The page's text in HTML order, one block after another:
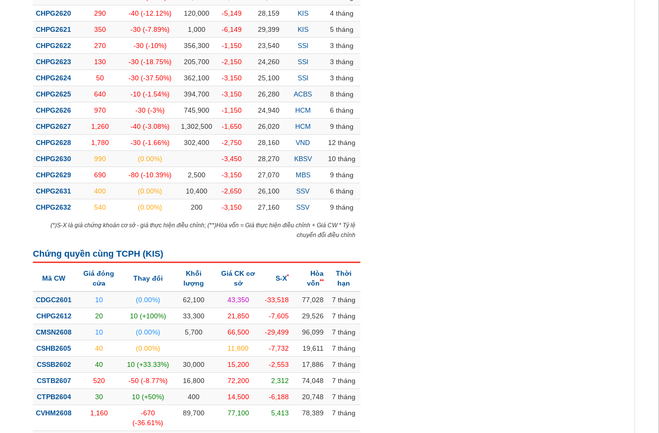
CHPG2620 290 -40 (-12.12%) 120,000 -5,149 28,159 KIS 4 tháng
CHPG2621 350 -30 (-7.89%) 1,000 -6,149 29,399 KIS 5 tháng
CHPG2622 270 -30 (-10%) 356,300 -1,150 23,540 SSI 3 tháng
CHPG2623 130 -30 (-18.75%) 205,700 -2,150 24,260 SSI 3 tháng
CHPG2624 50 -30 (-37.50%) 362,100 -3,150 25,100 SSI 3 tháng
CHPG2625 640 -10 (-1.54%) 394,700 -3,150 26,280 ACBS 8 tháng
CHPG2626 970 -30 (-3%) 745,900 -1,150 24,940 HCM 6 tháng
CHPG2627 1,260 -40 (-3.08%) 1,302,500 -1,650 26,020 HCM 9 tháng
CHPG2628 1,780 -30 (-1.66%) 302,400 -2,750 28,160 VND 12 tháng
CHPG2630 990 (0.00%) -3,450 28,270 KBSV 10 tháng
CHPG2629 690 -80 (-10.39%) 2,500 -3,150 27,070 MBS 9 tháng
CHPG2631 400 (0.00%) 10,400 -2,650 26,100 SSV 6 tháng
CHPG2632 540 (0.00%) 200 -3,150 27,160 SSV 9 tháng
(*)S-X là giá chứng khoán cơ sở - giá thực hiện điều chỉnh; (**)Hòa vốn = Giá thực hiện điều chỉnh + Giá CW * Tỷ lệ
chuyển đổi điều chỉnh
Chứng quyền cùng TCPH (KIS)
Mã CW
Giá đóng
cửa
Thay đổi
Khối
lượng
Giá CK cơ
sở
S-X*
Hòa
vốn**
Thời
hạn
CDGC2601 10 (0.00%) 62,100 43,350 -33,518 77,028 7 tháng
CHPG2612 20 10 (+100%) 33,300 21,850 -7,605 29,526 7 tháng
CMSN2608 10 (0.00%) 5,700 66,500 -29,499 96,099 7 tháng
CSHB2605 40 (0.00%) 11,800 -7,732 19,611 7 tháng
CSSB2602 40 10 (+33.33%) 30,000 15,200 -2,553 17,886 7 tháng
CSTB2607 520 -50 (-8.77%) 16,800 72,200 2,312 74,048 7 tháng
CTPB2604 30 10 (+50%) 400 14,500 -6,188 20,748 7 tháng
CVHM2608 1,160
-670
(-36.61%)
89,700 77,100 5,413 78,389 7 tháng